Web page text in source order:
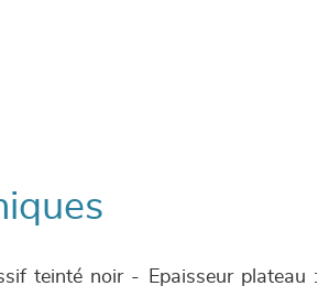
teinté noir - Epaisseur plateau :